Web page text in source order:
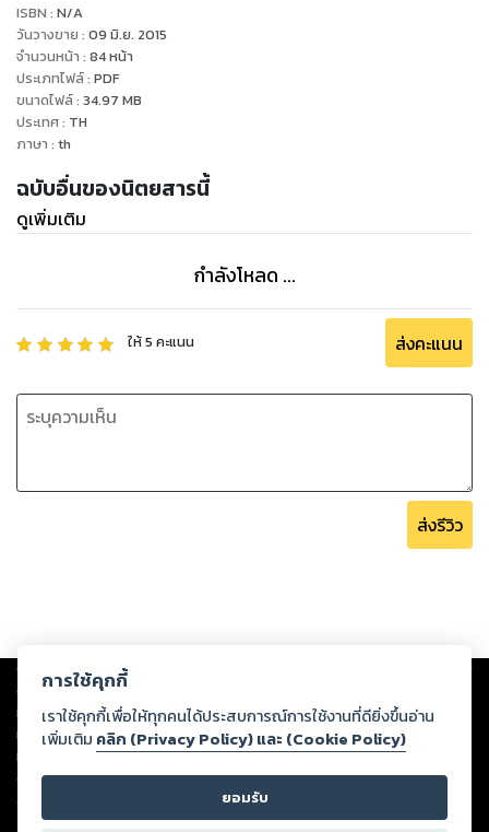
ISBN : N/A
วันวางขาย : 09 มิ.ย. 2015
จำนวนหน้า : 84หน้า
ประเภทไฟล์: PDF
ขนาดไฟล์: 34.97 MB
ประเทศ: TH
ภาษา : th
ฉบับอื่นของนิตยสารนี้
ดูเพิ่มเติม
กำลังโหลด ...
ให้5 คะแนน ส่งคะแนน
ส่งรีวิว
Copyright © 2026
ต่อผลงานหรือเนื้อหาใดที่อัปโหลดผ่านเว็บไซต์และปรากฏว่าละเมิดสิทธิใน
ทรัพย์สินทางปัญญาของบุคคลอื่นหรือขัดต่อกฎหมายและศีลธรรม ดังนั้น ผู้อ่าน
ทุกท่านโปรดใช้วิจารณญาณในการกลั่นกรองด้วยตนเอง และหากท่านพบว่าส่วน
หนึ่งส่วนใดขัดต่อกฎหมายและศีลธรรม กรุณาแจ้งมายังบริษัท เพื่อทีมงานจะได้
ดำเนินการในทันที ทั้งนี้ ทางสตอรี่ล็อกขอสงวนลิขสิทธิ์ตามพระราชบัญญัติ
ลิขสิทธิ์ พ.ศ. 2537 (ฉบับล่าสุด)
การใช้คุกกี้
เราใช้คุกกี้เพื่อให้ทุกคนได้ประสบการณ์การใช้งานที่ดียิ่งขึ้นอ่าน
เพิ่มเติม คลิก (Privacy Policy) และ (Cookie Policy)
ยอมรับ